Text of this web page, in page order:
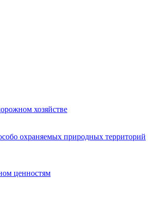
хозяйстве
охраняемых природных территорий
ценностям